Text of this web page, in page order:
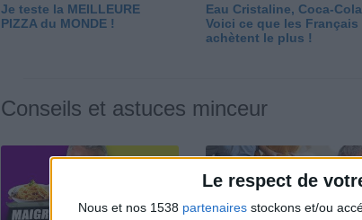
Le respect de
Nous et nos 1538 partenaires stockons et/ou
Je teste la MEILLEURE
PIZZA du MONDE !
Eau Cristaline, Coca-
Voici ce que les Français
achètent le plus !
Conseils et astuces minceur